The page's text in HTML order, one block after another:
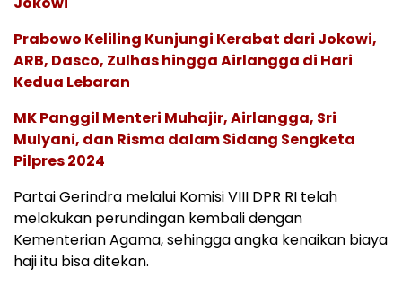
Prabowo Keliling Kunjungi Kerabat dari Jokowi,
ARB, Dasco, Zulhas hingga Airlangga di Hari
Kedua Lebaran
MK Panggil Menteri Muhajir, Airlangga, Sri
Mulyani, dan Risma dalam Sidang Sengketa
Pilpres 2024
Partai Gerindra melalui Komisi VIII DPR RI telah
melakukan perundingan kembali dengan
Kementerian Agama, sehingga angka kenaikan biaya
haji itu bisa ditekan.